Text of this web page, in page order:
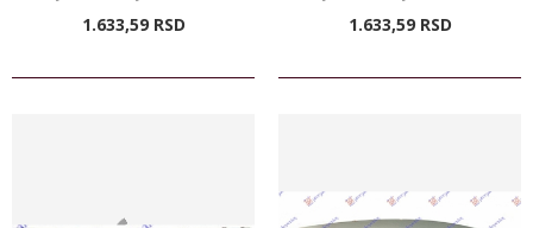
1.633,59 RSD 1.633,59 RSD